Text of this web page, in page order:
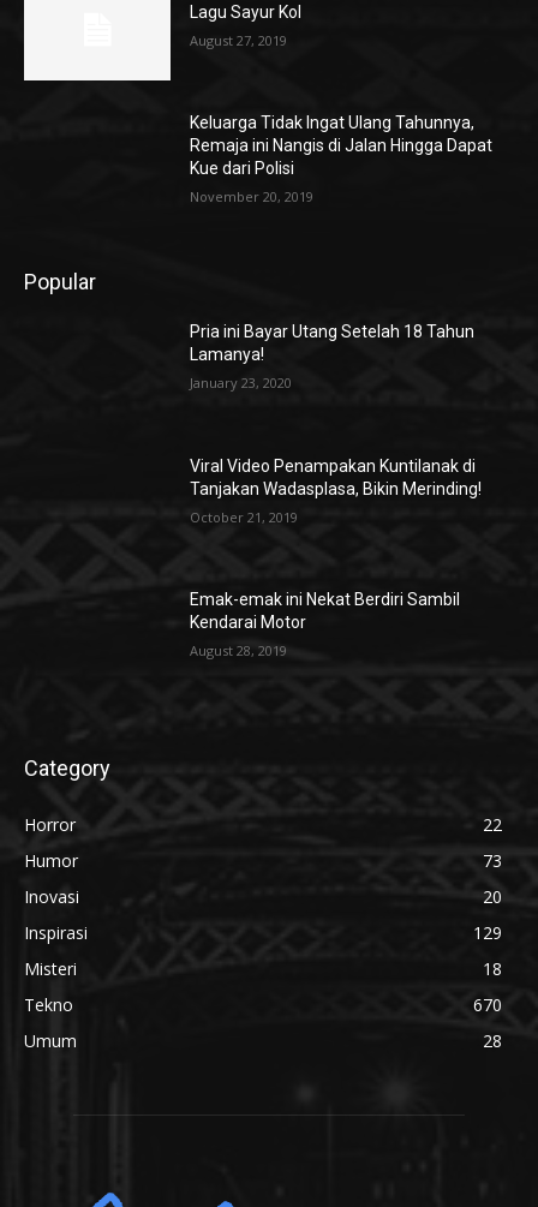
Lagu Sayur Kol
August 27, 2019
Keluarga Tidak Ingat Ulang Tahunnya,
Remaja ini Nangis di Jalan Hingga Dapat
Kue dari Polisi
November 20, 2019
Popular
Pria ini Bayar Utang Setelah 18 Tahun
Lamanya!
January 23, 2020
Viral Video Penampakan Kuntilanak di
Tanjakan Wadasplasa, Bikin Merinding!
October 21, 2019
Emak-emak ini Nekat Berdiri Sambil
Kendarai Motor
August 28, 2019
Category
Horror
22
Humor
73
Inovasi
20
Inspirasi
129
Misteri
18
Tekno
670
Umum
28